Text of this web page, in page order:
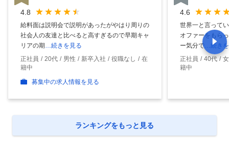
4.8
給料面は説明会で説明があったがやはり周りの
社会人の友達と比べると高すぎるので早期キャ
リアの期…続きを見る
正社員
20代 男性 新卒入社 役職なし
在
籍中
募集中の求人情報を見る
4.6
世界一と言って
オファーをもら
ー気分で…続き
正社員
40代
籍中
ランキングをもっと見る